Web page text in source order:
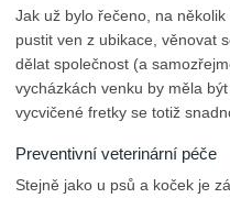
Jak už bylo řečeno, na
pustit ven z ubikace, věnovat
dělat společnost (a
vycházkách venku by měla
vycvičené fretky se totiž
Preventivní veterinární péče
Stejně jako u psů a koček je